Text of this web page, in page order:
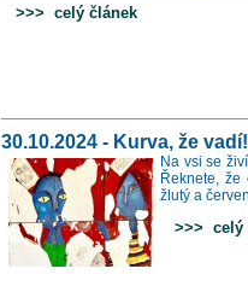
>>> celý článek
30.10.2024 - Kurva, že vadí!
Na vsi se
Řeknete,
žlutý a
>>> celý